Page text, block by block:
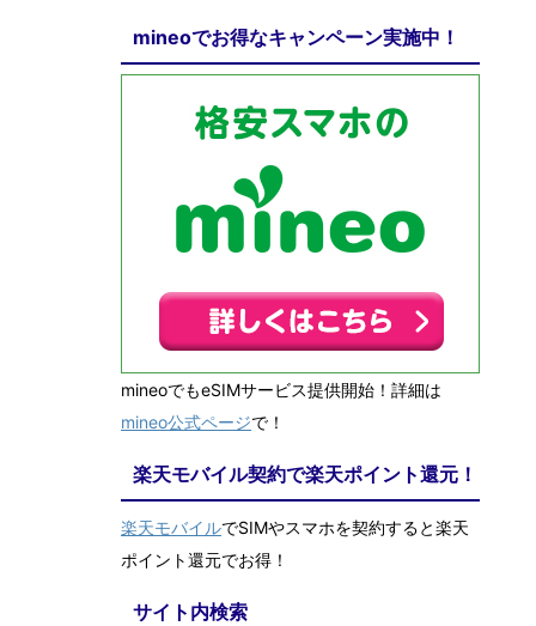
mineoでお得なキャンペーン実施中！
mineoでもeSIMサービス提供開始！詳細は
mineo公式ページで！
楽天モバイル契約で楽天ポイント還元！
楽天モバイルでSIMやスマホを契約すると楽天
ポイント還元でお得！
サイト内検索